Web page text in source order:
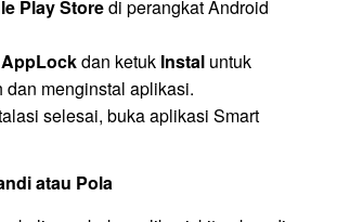
Play Storedi perangkat Android
dan ketuk Instal untuk
dan menginstal aplikasi.
selesai, buka aplikasi Smart
atau Pola